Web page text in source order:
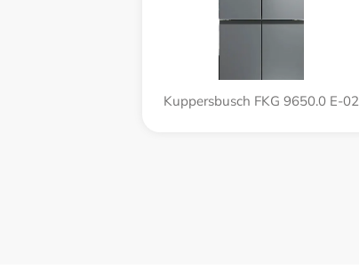
Kuppersbusch FKG 9650.0 E-02